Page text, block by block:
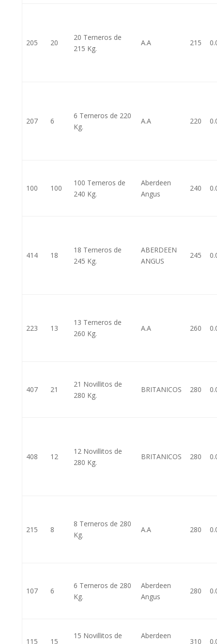
205 20
20 Terneros de
215 Kg.
A.A 215
207 6
6 Terneros de 220
Kg.
A.A 220
100 100
100 Terneros de
240 Kg.
Aberdeen
Angus
240
414 18
18 Terneros de
245 Kg.
ABERDEEN
ANGUS
245
223 13
13 Terneros de
260 Kg.
A.A 260
407 21
21 Novillitos de
280 Kg.
BRITANICOS 280
408 12
12 Novillitos de
280 Kg.
BRITANICOS 280
215 8
8 Terneros de 280
Kg.
A.A 280
107 6
6 Terneros de 280
Kg.
Aberdeen
Angus
280
115 15
15 Novillitos de
Aberdeen
310